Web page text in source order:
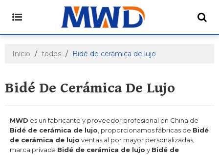
Inicio / todos / Bidé de cerámica de lujo
Bidé De Cerámica De Lujo
MWD es un fabricante y proveedor profesional en China de
Bidé de cerámica de lujo , proporcionamos fábricas de Bidé
de cerámica de lujo ventas al por mayor personalizadas,
marca privada Bidé de cerámica de lujo y Bidé de